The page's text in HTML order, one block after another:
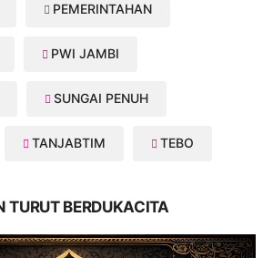
PEMERINTAHAN
PWI JAMBI
SUNGAI PENUH
TANJABTIM TEBO
TURUT BERDUKACITA